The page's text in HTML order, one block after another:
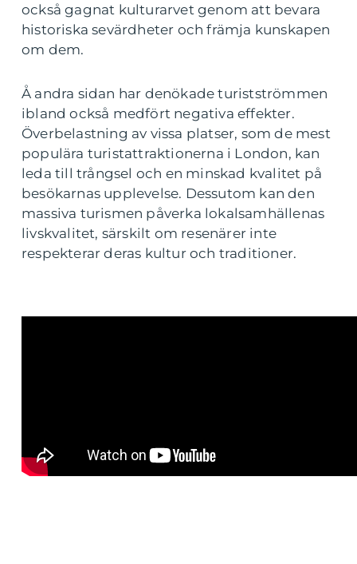
också gagnat kulturarvet genom att bevara
historiska sevärdheter och främja kunskapen
om dem.
Å andra sidan har denökade turistströmmen
ibland också medfört negativa effekter.
Överbelastning av vissa platser, som de mest
populära turistattraktionerna i London, kan
leda till trångsel och en minskad kvalitet på
besökarnas upplevelse. Dessutom kan den
massiva turismen påverka lokalsamhällenas
livskvalitet, särskilt om resenärer inte
respekterar deras kultur och traditioner.